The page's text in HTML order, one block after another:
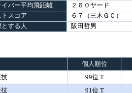
イバー平均飛距離
２６０ヤード
トスコア
６７（三木ＧＣ）
とする人
阪田哲男
個人順位
99位 T
91位 T